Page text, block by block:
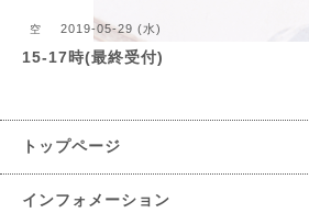
空 2019-05-29 (水)
15-17時(最終受付)
トップページ
インフォメーション